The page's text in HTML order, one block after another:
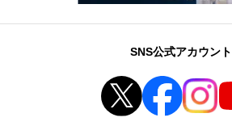
SNS公式アカウント